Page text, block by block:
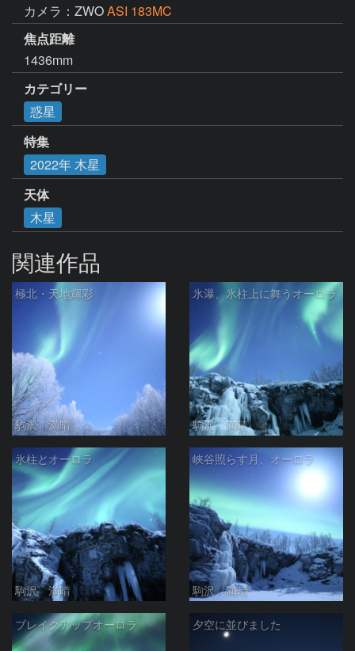
カメラ：ZWOASI 183MC
焦点距離
1436mm
カテゴリー
惑星
特集
2022年 木星
天体
木星
関連作品
極北・天地輝彩
駒沢 満晴
氷瀑、氷柱上に舞うオーロラ
駒沢 満晴
氷柱とオーロラ
駒沢 満晴
峡谷照らす月、オーロラ
駒沢 満晴
ブレイクアップオーロラ 夕空に並びました